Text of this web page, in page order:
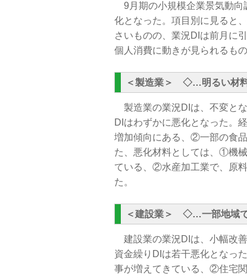
9月期の小規模企業景気動向
化となった。項目別に見ると
さいものの、業況DIは前月に
個人消費に動きが見られるも
＜製造業＞ ◇…明るい材
製造業の業況DIは、不変と
DIはわずかに悪化となった。
増加傾向にある、②一部の食
た、悪化材料としては、①機
ている、②水産加工業で、原
た。
＜建設業＞ ◇…一部地域
建設業の業況DIは、小幅改
資金繰りDIは若干悪化となっ
事が増えてきている、②住宅